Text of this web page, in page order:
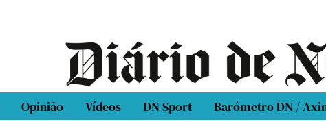
Opinião Vídeos DN Sport Barómetro DN /